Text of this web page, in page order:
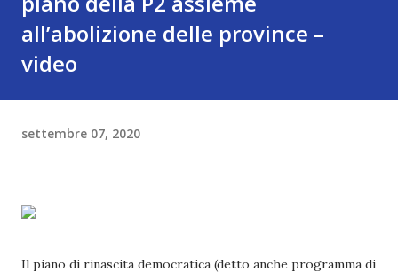
all’abolizione delle province –
video
settembre 07, 2020
Il piano di rinascita democratica (detto anche programma di